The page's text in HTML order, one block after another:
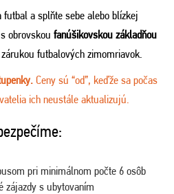
a splňte sebe alebo blízkej
obrovskou fanúšikovskou základňou
futbalových zimomriavok.
Ceny sú “od”, keďže sa počas
ich neustále aktualizujú.
pri minimálnom počte 6 osôb
zájazdy s ubytovaním